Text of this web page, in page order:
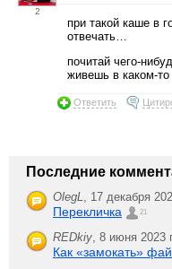
2
при такой каше в
отвечать…
почитай чего-
живешь в каком-
Ответить
Последние
OlegL 17 декабря
Перекличка 21
REDkiy 8 июня 2023
Как «замокать»